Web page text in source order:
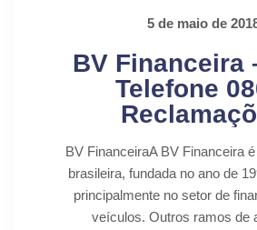
5 de maio de
BV Financeira
Telefone
BV FinanceiraA BV Financeira
brasileira, fundada no ano de
principalmente no setor de
veículos. Outros ramos de